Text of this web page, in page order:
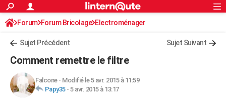
ACTUALITÉS
Politique
Société
Faits Divers
Education
Monde
Villes
+
FINANCE
Retraite
Impôts
Epargne
Immobilier
Risques naturels par ville
Banque
Assurance
Crédit
AUTO
S'inscrire
Connexion
Forum Forum Bricolage Electroménager
Sujet Précédent Sujet Suivant
Comment remettre le filtre
Falcone- Modifié le 5 avr. 2015 à 11:59
Papy35- 5 avr. 2015 à 13:17